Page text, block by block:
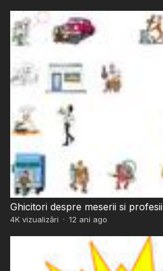
Ghicitori despre meserii si profesii
4Kvizualizări · 12 ani ago